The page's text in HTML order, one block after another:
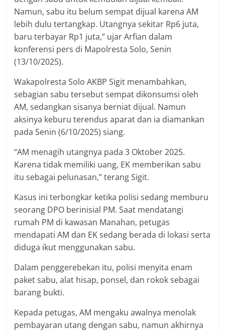
Namun, sabu itu belum sempat dijual karena AM
lebih dulu tertangkap. Utangnya sekitar Rp6 juta,
baru terbayar Rp1 juta,” ujar Arfian dalam
konferensi pers di Mapolresta Solo, Senin
(13/10/2025).
Wakapolresta Solo AKBP Sigit menambahkan,
sebagian sabu tersebut sempat dikonsumsi oleh
AM, sedangkan sisanya berniat dijual. Namun
aksinya keburu terendus aparat dan ia diamankan
pada Senin (6/10/2025) siang.
“AM menagih utangnya pada 3 Oktober 2025.
Karena tidak memiliki uang, EK memberikan sabu
itu sebagai pelunasan,” terang Sigit.
Kasus ini terbongkar ketika polisi sedang memburu
seorang DPO berinisial PM. Saat mendatangi
rumah PM di kawasan Manahan, petugas
mendapati AM dan EK sedang berada di lokasi serta
diduga ikut menggunakan sabu.
Dalam penggerebekan itu, polisi menyita enam
paket sabu, alat hisap, ponsel, dan rokok sebagai
barang bukti.
Kepada petugas, AM mengaku awalnya menolak
pembayaran utang dengan sabu, namun akhirnya